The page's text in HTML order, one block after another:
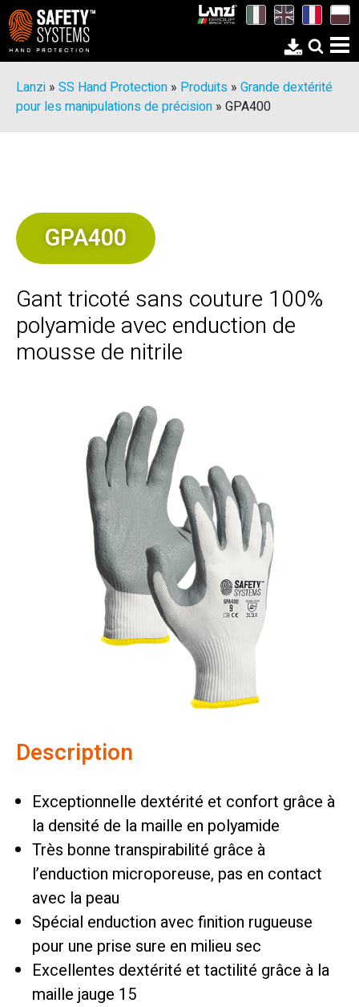
Lanzi » SS Hand Protection » Produits » Grande dextérité
pour les manipulations de précision » GPA400
GPA400
Gant tricoté sans couture 100%
polyamide avec enduction de
mousse de nitrile
Description
Exceptionnelle dextérité et confort grâce à
la densité de la maille en polyamide
Très bonne transpirabilité grâce à
l’enduction microporeuse, pas en contact
avec la peau
Spécial enduction avec finition rugueuse
pour une prise sure en milieu sec
Excellentes dextérité et tactilité grâce à la
maille jauge 15